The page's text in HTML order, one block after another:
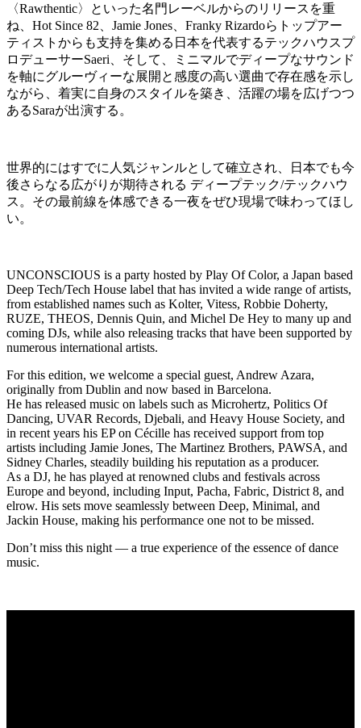
〈Rawthentic〉といった名門レーベルからのリリースを重
ね、Hot Since 82、Jamie Jones、Franky Rizardoらトップアー
ティストからも支持を集める日本を代表するテックハウスプ
ロデューサーSaeri、そして、ミニマルでディープなサウンド
を軸にグルーヴィーな展開と感度の高い選曲で存在感を示し
ながら、着実に自身のスタイルを築き、活躍の場を広げつつ
あるSaraが出演する。
世界的にはすでに人気ジャンルとして確立され、日本でも今
後さらなる広がりが期待される ディープテック/テックハウ
ス。その最前線を体感できる一夜をぜひ現場で味わってほし
い。
UNCONSCIOUS is a party hosted by Play Of Color, a Japan based
Deep Tech/Tech House label that has invited a wide range of artists,
from established names such as Kolter, Vitess, Robbie Doherty,
RUZE, THEOS, Dennis Quin, and Michel De Hey to many up and
coming DJs, while also releasing tracks that have been supported by
numerous international artists.
For this edition, we welcome a special guest, Andrew Azara,
originally from Dublin and now based in Barcelona.
He has released music on labels such as Microhertz, Politics Of
Dancing, UVAR Records, Djebali, and Heavy House Society, and
in recent years his EP on Cécille has received support from top
artists including Jamie Jones, The Martinez Brothers, PAWSA, and
Sidney Charles, steadily building his reputation as a producer.
As a DJ, he has played at renowned clubs and festivals across
Europe and beyond, including Input, Pacha, Fabric, District 8, and
elrow. His sets move seamlessly between Deep, Minimal, and
Jackin House, making his performance one not to be missed.
Don’t miss this night — a true experience of the essence of dance
music.